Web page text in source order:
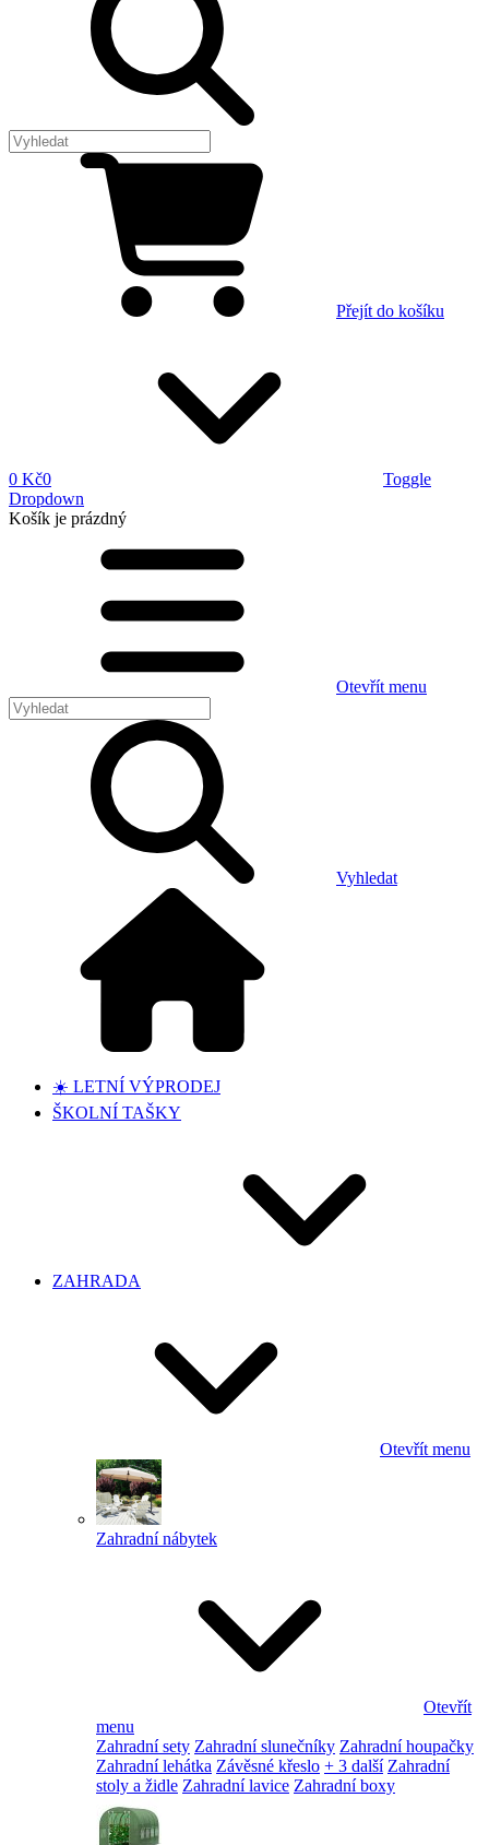
Přejít do košíku
0 Kč0
Toggle
Dropdown
Košík je prázdný
Otevřít menu
Vyhledat
☀️ LETNÍ VÝPRODEJ
ŠKOLNÍ TAŠKY
ZAHRADA
Otevřít menu
Zahradní nábytek
Otevřít
menu
Zahradní sety Zahradní slunečníky Zahradní houpačky
Zahradní lehátka Závěsné křeslo + 3 další Zahradní
stoly a židle Zahradní lavice Zahradní boxy